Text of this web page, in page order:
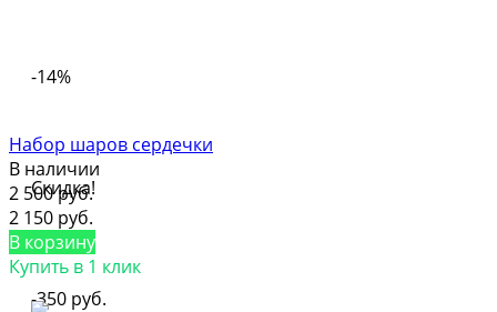
-14%
Скидка!
-350 руб.
Набор шаров сердечки
В наличии
2 500 руб.
2 150 руб.
В корзину
Купить в 1 клик